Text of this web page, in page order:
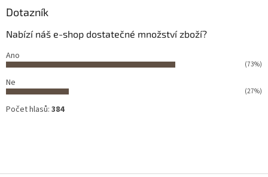
Dotazník
Nabízí náš e-shop dostatečné množství zboží?
Ano
(73%)
Ne
(27%)
Počet hlasů: 384